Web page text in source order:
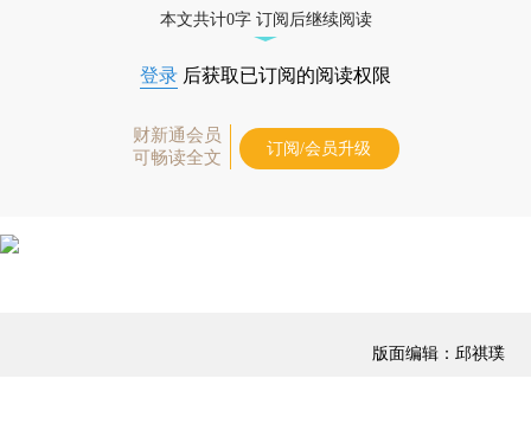
本文共计0字 订阅后继续阅读
登录 后获取已订阅的阅读权限
财新通会员
可畅读全文
订阅/会员升级
版面编辑：邱祺璞